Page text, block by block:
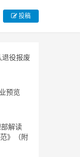
投稿
退役报废
预览
解读
》（附